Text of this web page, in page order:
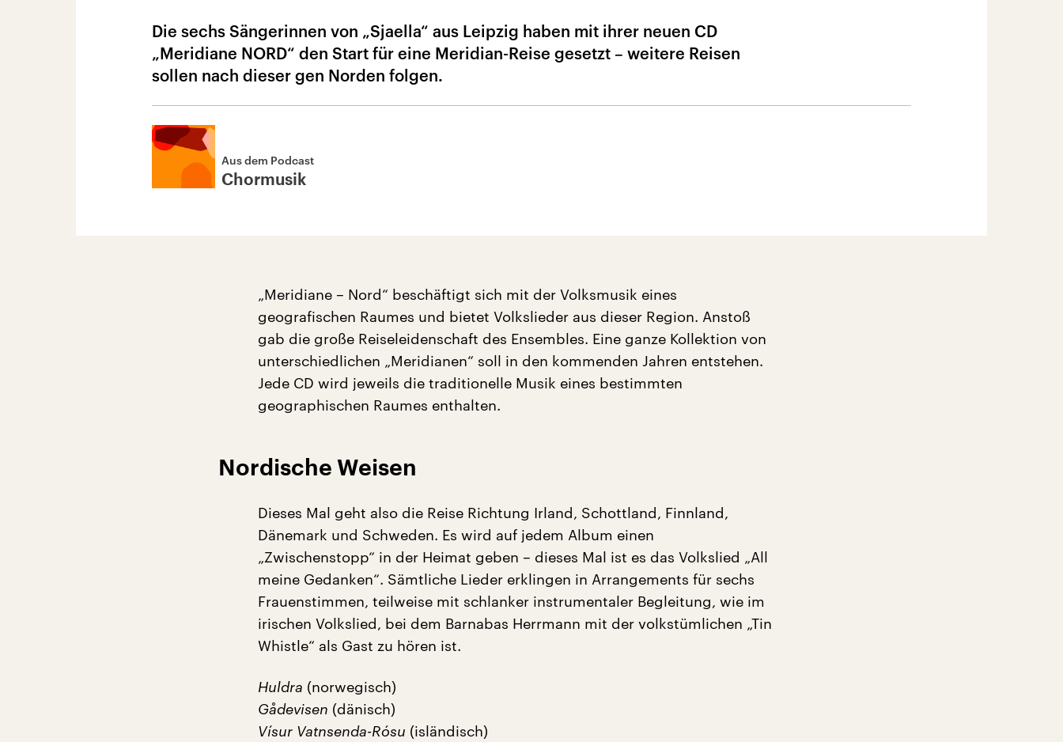
Die sechs Sängerinnen von „Sjaella“ aus Leipzig haben mit ihrer neuen CD
„Meridiane NORD“ den Start für eine Meridian-Reise gesetzt – weitere Reisen
sollen nach dieser gen Norden folgen.
Aus dem Podcast
Chormusik
„Meridiane – Nord“ beschäftigt sich mit der Volksmusik eines
geografischen Raumes und bietet Volkslieder aus dieser Region. Anstoß
gab die große Reiseleidenschaft des Ensembles. Eine ganze Kollektion von
unterschiedlichen „Meridianen“ soll in den kommenden Jahren entstehen.
Jede CD wird jeweils die traditionelle Musik eines bestimmten
geographischen Raumes enthalten.
Nordische Weisen
Dieses Mal geht also die Reise Richtung Irland, Schottland, Finnland,
Dänemark und Schweden. Es wird auf jedem Album einen
„Zwischenstopp“ in der Heimat geben – dieses Mal ist es das Volkslied „All
meine Gedanken“. Sämtliche Lieder erklingen in Arrangements für sechs
Frauenstimmen, teilweise mit schlanker instrumentaler Begleitung, wie im
irischen Volkslied, bei dem Barnabas Herrmann mit der volkstümlichen „Tin
Whistle“ als Gast zu hören ist.
Huldra (norwegisch)
Gådevisen (dänisch)
Vísur Vatnsenda-Rósu (isländisch)